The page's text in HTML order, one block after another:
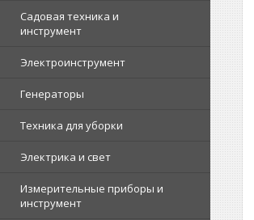
Садовая техника и
инструмент
Электроинструмент
Генераторы
Техника для уборки
Электрика и свет
Измерительные приборы и
инструмент